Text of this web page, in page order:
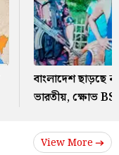
বাংলাদেশ ছাড়ছে
ভারতীয়, ক্ষোভ
View More